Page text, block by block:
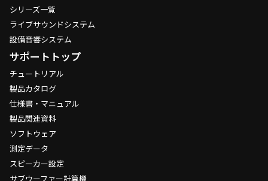
シリーズ一覧
ライブサウンドシステム
設備音響システム
サポートトップ
チュートリアル
製品カタログ
仕様書・マニュアル
製品関連資料
ソフトウェア
測定データ
スピーカー設定
サブウーファー計算機